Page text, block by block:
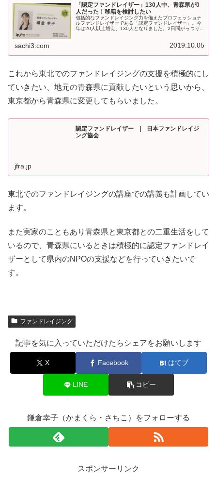
「認定ファンドレイザー」130人中、青森県が0
人だった！移籍を検討したい
包括的なファンドレイジング力を備えたプロフェッショナ
ルファンドレイザーである「認定ファンドレイザー」。今
年は20人以上増え、130人となりました。2日間がっつり...
sachi3.com 2019.10.05
これから東北でのファンドレイジングの支援を積極的にし
ていきたい、地元の青森県に貢献したいという思いから、
東京都から青森県に変更してもらいました。
認定ファンドレイザー | 日本ファンドレイジ
ング協会
jfra.jp
東北でのファンドレイジングの講座での講義も計画してい
ます。
また実家のこともあり青森県と東京都との二重生活をして
いるので、青森県にいるときは積極的に認定ファンドレイ
ザーとして県内のNPOの支援などを行っていきたいで
す。
ファンドレイジング
記事を気に入っていただけたらシェアをお願いします
X Facebook はてブ
LINE コピー
鎌倉幸子（かまくら・さちこ）をフォローする
スポンサーリンク